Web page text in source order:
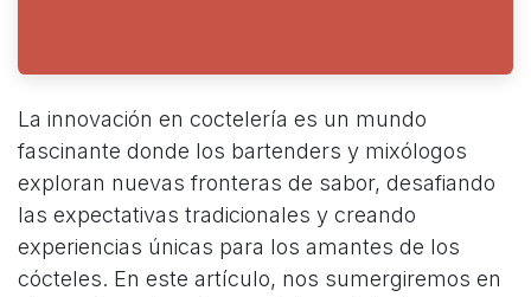
La innovación en coctelería es un mundo
fascinante donde los bartenders y mixólogos
exploran nuevas fronteras de sabor, desafiando
las expectativas tradicionales y creando
experiencias únicas para los amantes de los
cócteles. En este artículo, nos sumergiremos en